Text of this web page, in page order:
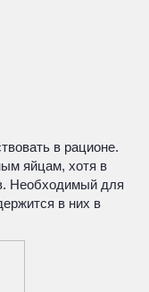
в рационе.
яйцам, хотя в
Необходимый для
в них в